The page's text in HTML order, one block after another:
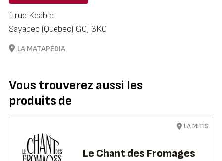
1 rue Keable
Sayabec (Québec) G0J 3K0
LA MATAPÉDIA
Vous trouverez aussi les
produits de
Le Chant des Fromages
LA MITIS